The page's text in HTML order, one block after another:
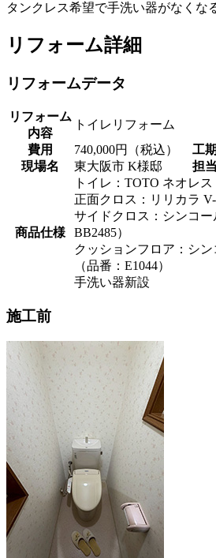
タンクレス希望で手洗い器がなくな
リフォーム詳細
リフォームデータ
リフォーム
内容
トイレリフォーム
費用
740,000円（税込） 工期
現場名
東大阪市 K様邸 担当
商品仕様
トイレ：TOTO ネオレス
正面クロス：リリカラ
サイドクロス：シンコー
BB2485）
クッションフロア：シ
（品番：E1044）
手洗い器新設
施工前